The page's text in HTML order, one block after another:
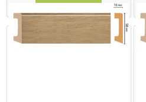
Купить